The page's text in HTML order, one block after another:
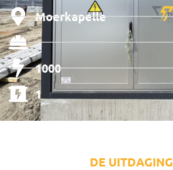
Moerkapelle
1000
1
DE UITDAGING